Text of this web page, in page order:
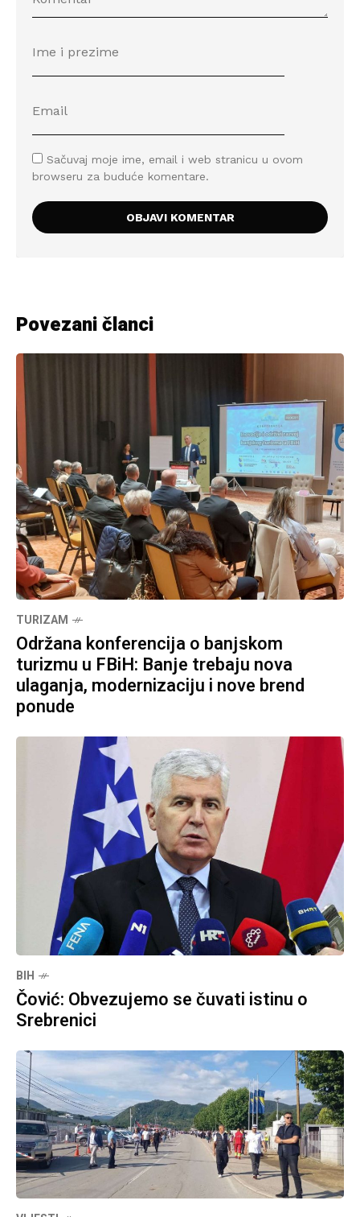
Sačuvaj moje ime, email i web stranicu u ovom
browseru za buduće komentare.
Povezani članci
TURIZAM
Održana konferencija o banjskom
turizmu u FBiH: Banje trebaju nova
ulaganja, modernizaciju i nove brend
ponude
BIH
Čović: Obvezujemo se čuvati istinu o
Srebrenici